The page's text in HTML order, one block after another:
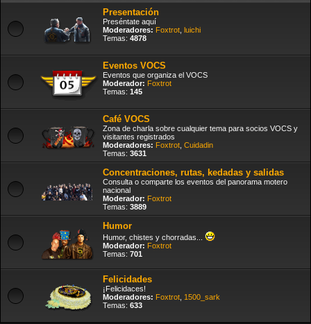
Presentación
Preséntate aquí
Moderadores: Foxtrot luichi
Temas: 4878
Eventos VOCS
Eventos que organiza el VOCS
Moderador: Foxtrot
Temas: 145
Café VOCS
Zona de charla sobre cualquier tema para socios VOCS y
visitantes registrados
Moderadores: Foxtrot Cuidadin
Temas: 3631
Concentraciones, rutas, kedadas y salidas
Consulta o comparte los eventos del panorama motero
nacional
Moderador: Foxtrot
Temas: 3889
Humor
Humor, chistes y chorradas...
Moderador: Foxtrot
Temas: 701
Felicidades
¡Felicidaces!
Moderadores: Foxtrot 1500_sark
Temas: 633